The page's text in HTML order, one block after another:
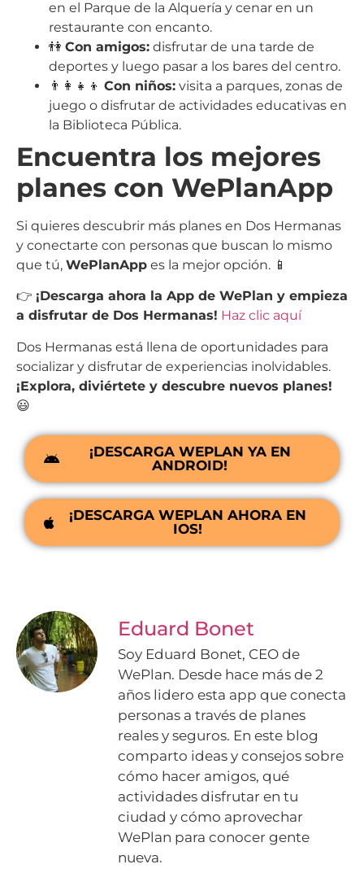
en el Parque de la Alquería y cenar en un
restaurante con encanto.
👫 Con amigos: disfrutar de una tarde de
deportes y luego pasar a los bares del centro.
👨‍👩‍👧‍👦 Con niños: visita a parques, zonas de
juego o disfrutar de actividades educativas en
la Biblioteca Pública.
Encuentra los mejores
planes con WePlanApp
Si quieres descubrir más planes en Dos Hermanas
y conectarte con personas que buscan lo mismo
que tú, WePlanApp es la mejor opción. 📱
👉 ¡Descarga ahora la App de WePlan y empieza
a disfrutar de Dos Hermanas! Haz clic aquí
Dos Hermanas está llena de oportunidades para
socializar y disfrutar de experiencias inolvidables.
¡Explora, diviértete y descubre nuevos planes!
😃
¡DESCARGA WEPLAN YA EN
ANDROID!
¡DESCARGA WEPLAN AHORA EN
IOS!
Eduard Bonet
Soy Eduard Bonet, CEO de
WePlan. Desde hace más de 2
años lidero esta app que conecta
personas a través de planes
reales y seguros. En este blog
comparto ideas y consejos sobre
cómo hacer amigos, qué
actividades disfrutar en tu
ciudad y cómo aprovechar
WePlan para conocer gente
nueva.